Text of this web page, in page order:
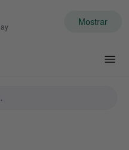
Mostrar